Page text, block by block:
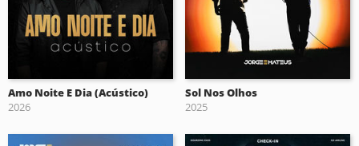
Amo Noite E Dia (Acústico)
2026
Sol Nos Olhos
2025